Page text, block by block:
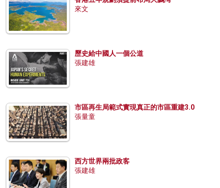
來文
歷史給中國人一個公道
張建雄
市區再生局範式實現真正的市區重建3.0
張量童
西方世界兩批政客
張建雄